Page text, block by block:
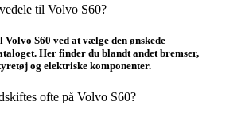
til Volvo S60?
S60 ved at vælge den ønskede
Her finder du blandt andet bremser,
og elektriske komponenter.
ofte på Volvo S60?